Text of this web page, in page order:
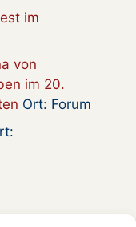
im
von
im 20.
Ort: Forum